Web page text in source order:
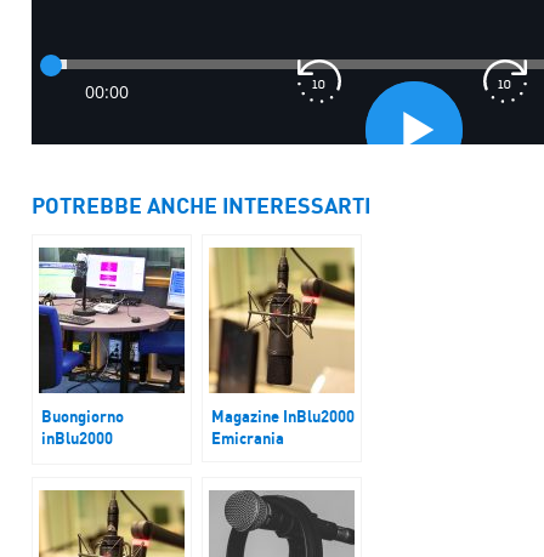
POTREBBE ANCHE INTERESSARTI
Buongiorno
inBlu2000
Magazine InBlu2000
Emicrania